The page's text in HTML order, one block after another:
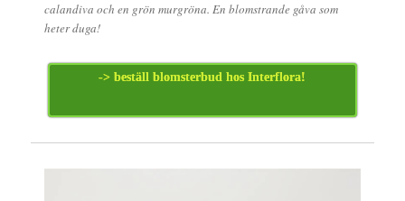
calandiva och en grön murgröna. En blomstrande gåva som
heter duga!
-> beställ blomsterbud hos Interflora!